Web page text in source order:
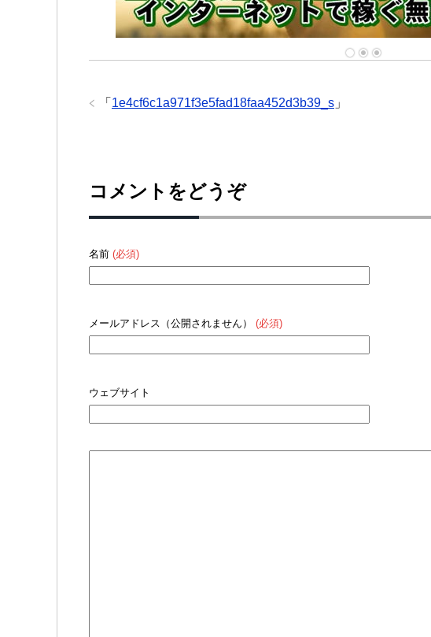
「 1e4cf6c1a971f3e5fad18faa452d3b39_s 」
コメントをどうぞ
名前 (必須)
メールアドレス（公開されません） (必須)
ウェブサイト